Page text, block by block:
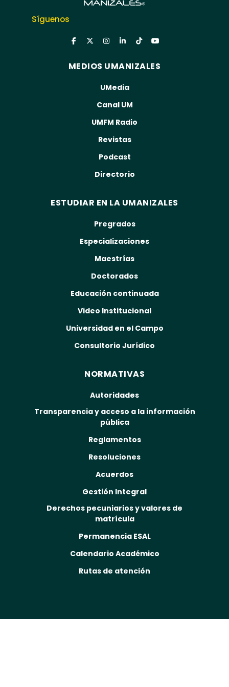
Síguenos
MEDIOS UMANIZALES
UMedia
Canal UM
UMFM Radio
Revistas
Podcast
Directorio
ESTUDIAR EN LA UMANIZALES
Pregrados
Especializaciones
Maestrías
Doctorados
Educación continuada
Video Institucional
Universidad en el Campo
Consultorio Jurídico
NORMATIVAS
Autoridades
Transparencia y acceso a la información
pública
Reglamentos
Resoluciones
Acuerdos
Gestión Integral
Derechos pecuniarios y valores de
matrícula
Permanencia ESAL
Calendario Académico
Rutas de atención